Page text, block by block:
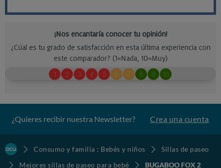
¿Quieres recibir nuestra Newsletter? Crea una cuenta
Consumo y familia : Bebés y niños
Sillas de paseo
Mejores sillas de paseo para bebé
BUGABOO FOX 2